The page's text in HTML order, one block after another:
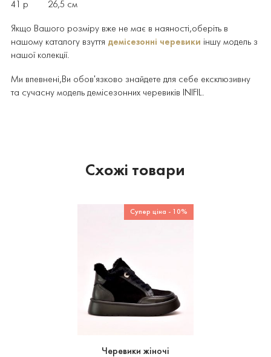
41 р 26,5 см
Якщо Вашого розміру вже не має в наяності,оберіть в
нашому каталогу взуття демісезонні черевики іншу модель з
нашої колекції.
Ми впевнені,Ви обов'язково знайдете для себе ексклюзивну
та сучасну модель демісезонних черевиків INIFIL.
Схожі товари
Супер ціна - 10%
Черевики жіночі